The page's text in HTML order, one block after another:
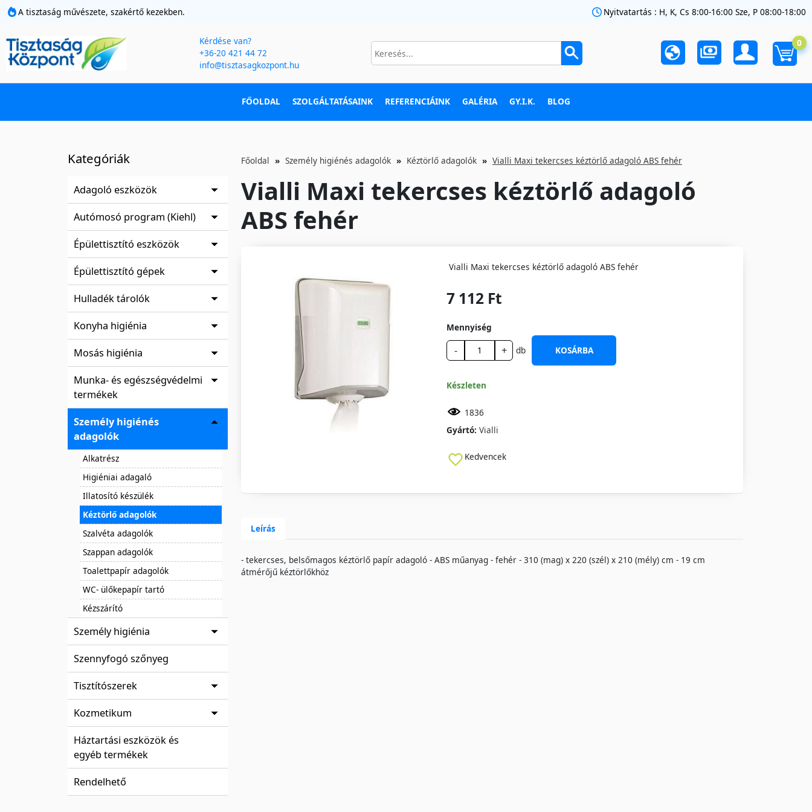
A tisztaság művészete, szakértő kezekben. Nyitvatartás : H, K, Cs 8:00-16:00 Sze, P 08:00-18:00
Kérdése van?
+36-20 421 44 72
info@tisztasagkozpont.hu
0
FŐOLDAL SZOLGÁLTATÁSAINK REFERENCIÁINK GALÉRIA GY.I.K. BLOG
Kategóriák
Adagoló eszközök
Autómosó program (Kiehl)
Épülettisztító eszközök
Épülettisztító gépek
Hulladék tárolók
Konyha higiénia
Mosás higiénia
Munka- és egészségvédelmi
termékek
Személy higiénés
adagolók
Alkatrész
Higiéniai adagaló
Illatosító készülék
Kéztörlő adagolók
Szalvéta adagolók
Szappan adagolók
Toalettpapír adagolók
WC- ülőkepapír tartó
Kézszárító
Személy higiénia
Szennyfogó szőnyeg
Tisztítószerek
Kozmetikum
Háztartási eszközök és
egyéb termékek
Rendelhető
Főoldal Személy higiénés adagolók Kéztörlő adagolók Vialli Maxi tekercses kéztörlő adagoló ABS fehér
Vialli Maxi tekercses kéztörlő adagoló
ABS fehér
Vialli Maxi tekercses kéztörlő adagoló ABS fehér
7 112 Ft
Mennyiség
- + db KOSÁRBA
Készleten
1836
Gyártó: Vialli
Kedvencek
Leírás
- tekercses, belsőmagos kéztörlő papír adagoló - ABS műanyag - fehér - 310 (mag) x 220 (szél) x 210 (mély) cm - 19 cm
átmérőjű kéztörlőkhöz